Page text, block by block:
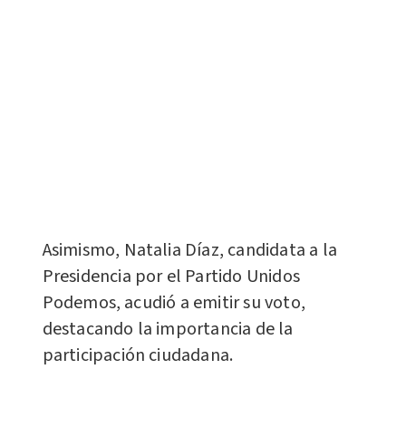
Asimismo, Natalia Díaz, candidata a la
Presidencia por el Partido Unidos
Podemos, acudió a emitir su voto,
destacando la importancia de la
participación ciudadana.